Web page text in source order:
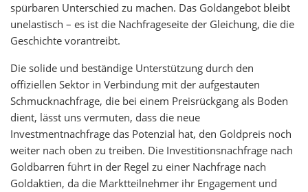
spürbaren Unterschied zu machen. Das Goldangebot bleibt
unelastisch – es ist die Nachfrageseite der Gleichung, die die
Geschichte vorantreibt.
Die solide und beständige Unterstützung durch den
offiziellen Sektor in Verbindung mit der aufgestauten
Schmucknachfrage, die bei einem Preisrückgang als Boden
dient, lässt uns vermuten, dass die neue
Investmentnachfrage das Potenzial hat, den Goldpreis noch
weiter nach oben zu treiben. Die Investitionsnachfrage nach
Goldbarren führt in der Regel zu einer Nachfrage nach
Goldaktien, da die Marktteilnehmer ihr Engagement und